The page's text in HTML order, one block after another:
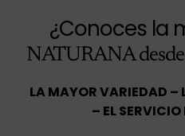
¿Conoces la
NATURANA
LA MAYOR VARIEDAD –
– EL